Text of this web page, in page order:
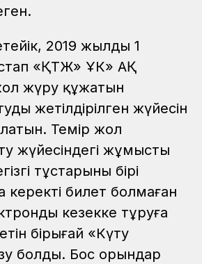
2019 жылдың 1
«ҚТЖ» ҰК» АҚ
жүру құжатын
жетілдірілген жүйесін
Темір жол
жүйесіндегі жұмысты
тұстарының бірі
билет болмаған
кезекке тұруға
бірыңғай «Күту
болды. Бос орындар